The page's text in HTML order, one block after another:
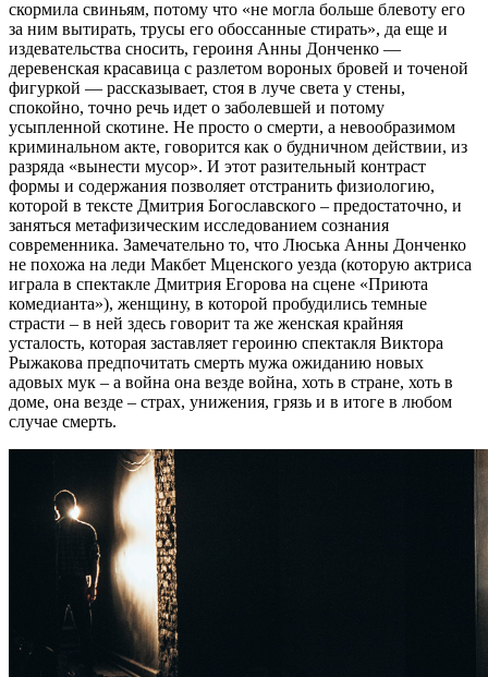
скормила свиньям, потому что «не могла больше блевоту его
за ним вытирать, трусы его обоссанные стирать», да еще и
издевательства сносить, героиня Анны Донченко —
деревенская красавица с разлетом вороных бровей и точеной
фигуркой — рассказывает, стоя в луче света у стены,
спокойно, точно речь идет о заболевшей и потому
усыпленной скотине. Не просто о смерти, а невообразимом
криминальном акте, говорится как о будничном действии, из
разряда «вынести мусор». И этот разительный контраст
формы и содержания позволяет отстранить физиологию,
которой в тексте Дмитрия Богославского – предостаточно, и
заняться метафизическим исследованием сознания
современника. Замечательно то, что Люська Анны Донченко
не похожа на леди Макбет Мценского уезда (которую актриса
играла в спектакле Дмитрия Егорова на сцене «Приюта
комедианта»), женщину, в которой пробудились темные
страсти – в ней здесь говорит та же женская крайняя
усталость, которая заставляет героиню спектакля Виктора
Рыжакова предпочитать смерть мужа ожиданию новых
адовых мук – а война она везде война, хоть в стране, хоть в
доме, она везде – страх, унижения, грязь и в итоге в любом
случае смерть.